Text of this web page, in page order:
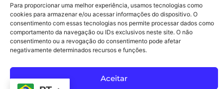
Para proporcionar uma melhor experiência, usamos tecnologias como
cookies para armazenar e/ou acessar informações do dispositivo. O
consentimento com essas tecnologias nos permite processar dados como
comportamento da navegação ou IDs exclusivos neste site. O não
consentimento ou a revogação do consentimento pode afetar
negativamente determinados recursos e funções.
Aceitar